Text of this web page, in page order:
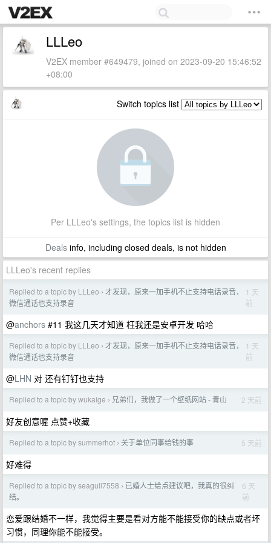
LLLeo
V2EX member #649479, joined on 2023-09-20 15:46:52
+08:00
Switch topics list
Per LLLeo's settings, the topics list is hidden
Dealsinfo, including closed deals, is not hidden
LLLeo's recent replies
Replied to a topic by LLLeo › 才发现，原来一加手机不止支持电话录音，
微信通话也支持录音
1 天
前
@anchors #11 我这几天才知道 枉我还是安卓开发 哈哈
Replied to a topic by LLLeo › 才发现，原来一加手机不止支持电话录音，
微信通话也支持录音
1 天
前
@LHN 对 还有钉钉也支持
Replied to a topic by wukaige › 兄弟们，我做了一个壁纸网站 - 青山 2 天前
好友创意喔 点赞+收藏
Replied to a topic by summerhot › 关于单位同事给钱的事 5 天前
好难得
Replied to a topic by seagull7558 › 已婚人士给点建议吧，我真的很纠
结。
6 天
前
恋爱跟结婚不一样，我觉得主要是看对方能不能接受你的缺点或者坏
习惯，同理你能不能接受。